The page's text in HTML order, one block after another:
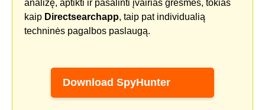
analizę, aptikti ir pašalinti įvairias grėsmes, tokias
kaip Directsearchapp, taip pat individualią
techninės pagalbos paslaugą.
Download SpyHunter